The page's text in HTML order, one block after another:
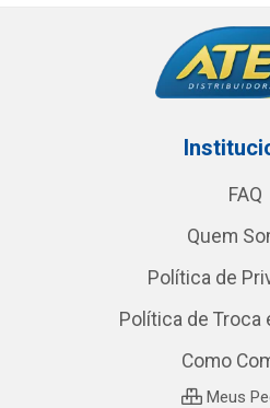
FAQ
Quem
Política de
Política de Troca
Como
Meus